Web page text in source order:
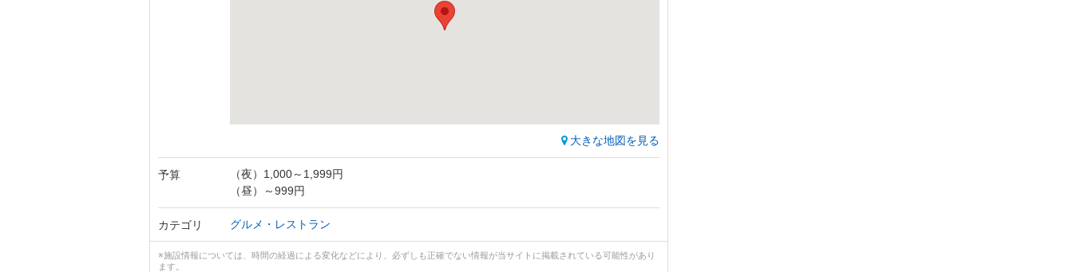
大きな地図を見る
予算
（夜）1,000～1,999円
（昼）～999円
カテゴリ グルメ・レストラン
※施設情報については、時間の経過による変化などにより、必ずしも正確でない情報が当サイトに掲載されている可能性があり
ます。